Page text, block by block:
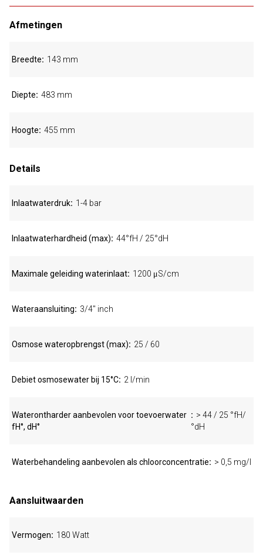
Afmetingen
Breedte 143 mm
Diepte 483 mm
Hoogte 455 mm
Details
Inlaatwaterdruk 1-4 bar
Inlaatwaterhardheid (max) 44°fH / 25°dH
Maximale geleiding waterinlaat 1200 μS/cm
Wateraansluiting 3/4" inch
Osmose wateropbrengst (max) 25 / 60
Debiet osmosewater bij 15°C 2 l/min
Waterontharder aanbevolen voor toevoerwater
fH°, dH°
> 44 / 25 °fH/
°dH
Waterbehandeling aanbevolen als chloorconcentratie > 0,5 mg/l
Aansluitwaarden
Vermogen 180 Watt